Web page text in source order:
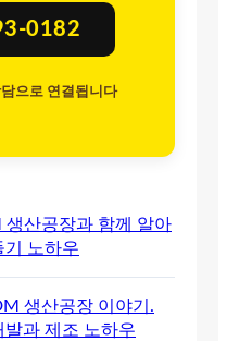
0182
으로 연결됩니다
생산공장과 함께 알아
기 노하우
생산공장 이야기.
과 제조 노하우